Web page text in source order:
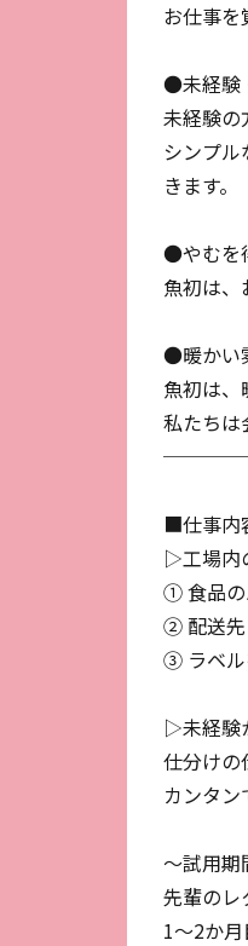
お仕事を
●未経験
未経験の
シンプ
きます。
●やむを
魚初は、
●暖かい
魚初は、
私たちは
■仕事内
▷工場内
① 食品の
② 配送先
③ ラベル
▷未経験
仕分けの
カンタ
～試用期
先輩のレ
1～2か